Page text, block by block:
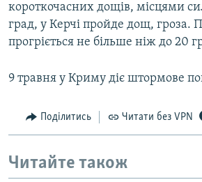
короткочасних дощів, місцями
град, у Керчі пройде дощ, гроза.
прогріється не більше ніж до 20
9 травня у Криму діє штормове
Поділитись Читати без VPN
Читайте також